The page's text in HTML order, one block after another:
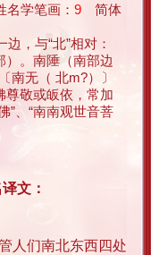
学笔画： 9 简体
，与“北”相对：
）。南陲（南部边
南无（ 北m?）〕
尊敬或皈依，常加
”、“南南观世音菩
文：
人们南北东西四处